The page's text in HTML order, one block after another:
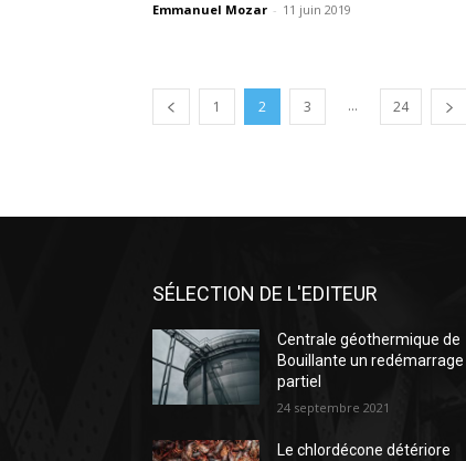
Emmanuel Mozar - 11 juin 2019
1 2 3 ... 24
SÉLECTION DE L'EDITEUR
Centrale géothermique de
Bouillante un redémarrage
partiel
24 septembre 2021
Le chlordécone détériore